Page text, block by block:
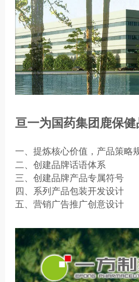
亘一为国药集团鹿保
一、提炼核心价值，产品策略
二、创建品牌话语体系
三、创建品牌产品专属符号
四、系列产品包装开发设计
五、营销广告推广创意设计